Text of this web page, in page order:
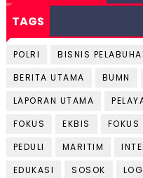
TAGS
POLRI BISNIS
BERITA UTAMA
BUMN
LAPORAN UTAMA
FOKUS
EKBIS FOKUS
PEDULI
MARITIM
EDUKASI
SOSOK